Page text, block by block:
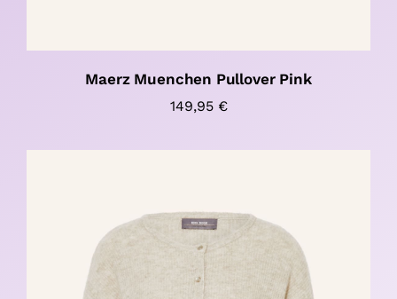
Maerz Muenchen Pullover Pink
149,95 €